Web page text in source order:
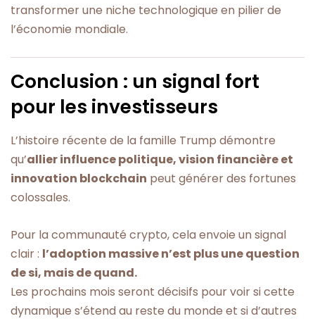
transformer une niche technologique en pilier de
l’économie mondiale.
Conclusion : un signal fort
pour les investisseurs
L’histoire récente de la famille Trump démontre
qu’allier influence politique, vision financière et
innovation blockchain peut générer des fortunes
colossales.
Pour la communauté crypto, cela envoie un signal
clair : l’adoption massive n’est plus une question
de si, mais de quand.
Les prochains mois seront décisifs pour voir si cette
dynamique s’étend au reste du monde et si d’autres